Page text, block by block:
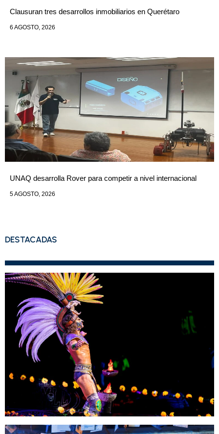
Clausuran tres desarrollos inmobiliarios en Querétaro
6 AGOSTO, 2026
UNAQ desarrolla Rover para competir a nivel internacional
5 AGOSTO, 2026
DESTACADAS